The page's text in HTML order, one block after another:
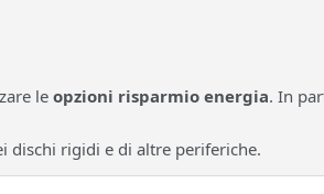
le opzioni risparmio energia. In
dischi rigidi e di altre periferiche.